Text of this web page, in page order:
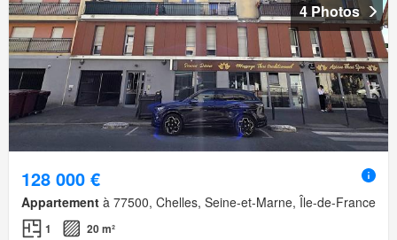
4 Photos
128 000 €
Appartement à 77500, Chelles, Seine-et-Marne, Île-de-France
1 20 m²